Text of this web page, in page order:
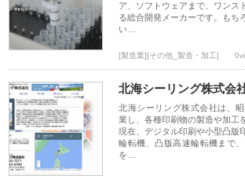
ア、ソフトウェアまで、ワンス
る総合開発メーカーです。もち
い…
[製造業][その他_製造・加工]
北海シーリング株式会
北海シーリング株式会社は、
業し、各種印刷物の製造や加工
現在、デジタル印刷や小型凸版
輪転機、凸版高速輪転機まで
を…